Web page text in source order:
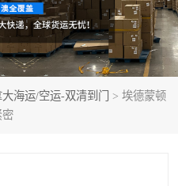
海运/空运-双清到门
> 埃德蒙顿
密
澳大利亚海运/空运-双清
到门